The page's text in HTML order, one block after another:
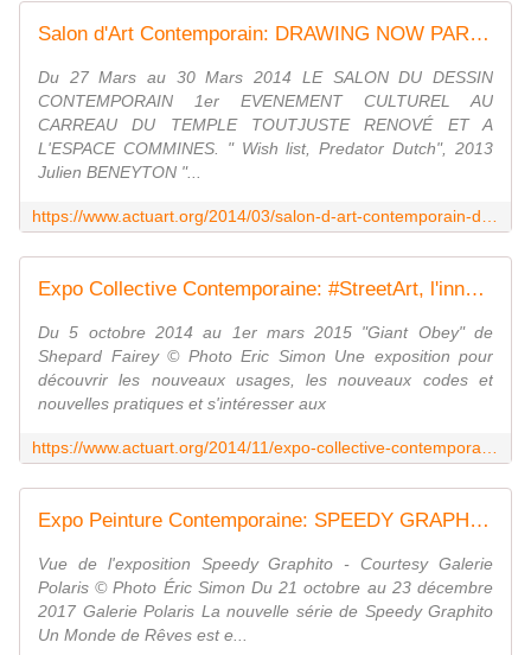
Salon d'Art Contemporain: DRAWING NOW PARIS 2014 - ACTUART by Eric SIMON
Du 27 Mars au 30 Mars 2014 LE SALON DU DESSIN
CONTEMPORAIN 1er EVENEMENT CULTUREL AU
CARREAU DU TEMPLE TOUTJUSTE RENOVÉ ET A
L'ESPACE COMMINES. " Wish list, Predator Dutch", 2013
Julien BENEYTON "...
Expo Collective Contemporaine: #StreetArt, l'innovation au coeur d'un mouvement - ACTUART by Eric SIMON
Du 5 octobre 2014 au 1er mars 2015 "Giant Obey" de
Shepard Fairey © Photo Eric Simon Une exposition pour
découvrir les nouveaux usages, les nouveaux codes et
nouvelles pratiques et s'intéresser aux
Expo Peinture Contemporaine: SPEEDY GRAPHITO "Un Monde de Rêves" - ACTUART by Eric SIMON
Vue de l'exposition Speedy Graphito - Courtesy Galerie
Polaris © Photo Éric Simon Du 21 octobre au 23 décembre
2017 Galerie Polaris La nouvelle série de Speedy Graphito
Un Monde de Rêves est e...